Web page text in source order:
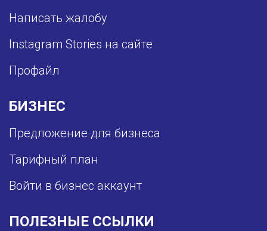
Написать жалобу
Instagram Stories на сайте
Профайл
БИЗНЕС
Предложение для бизнеса
Тарифный план
Войти в бизнес аккаунт
ПОЛЕЗНЫЕ ССЫЛКИ